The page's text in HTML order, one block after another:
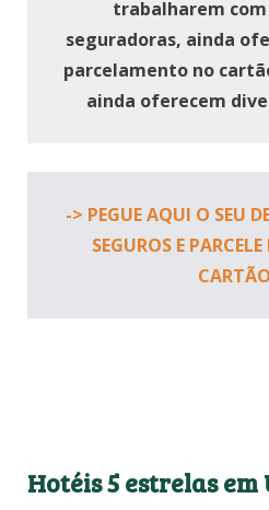
trabalharem
seguradoras, ainda
parcelamento no
ainda oferecem
-> PEGUE AQUI O SEU
SEGUROS E
Hotéis 5 estrelas em